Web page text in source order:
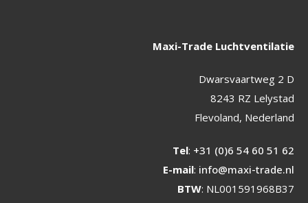
Maxi-Trade Luchtventilatie
Dwarsvaartweg 2 D
8243 RZ Lelystad
Flevoland, Nederland
Tel: +31 (0)6 54 60 51 62
E-mail: info@maxi-trade.nl
BTW: NL001591968B37